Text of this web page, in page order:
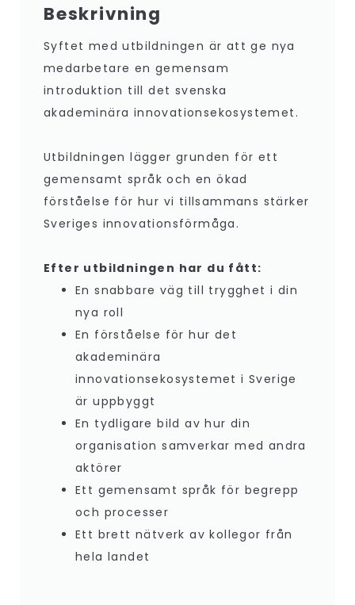
Beskrivning
Syftet med utbildningen är att ge nya
medarbetare en gemensam
introduktion till det svenska
akademinära innovationsekosystemet.
Utbildningen lägger grunden för ett
gemensamt språk och en ökad
förståelse för hur vi tillsammans stärker
Sveriges innovationsförmåga.
Efter utbildningen har du fått:
En snabbare väg till trygghet i din
nya roll
En förståelse för hur det
akademinära
innovationsekosystemet i Sverige
är uppbyggt
En tydligare bild av hur din
organisation samverkar med andra
aktörer
Ett gemensamt språk för begrepp
och processer
Ett brett nätverk av kollegor från
hela landet